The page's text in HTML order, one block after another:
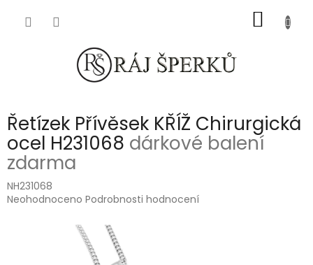
KOŠÍK
Řetízek Přívěsek KŘÍŽ Chirurgická
ocel H231068 dárkové balení
zdarma
NH231068
Průměrné
Neohodnoceno Podrobnosti hodnocení